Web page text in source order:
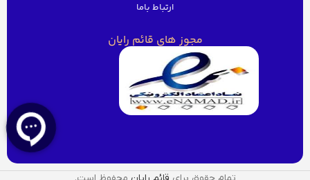
ارتباط باما
مجوز های قائم رایان